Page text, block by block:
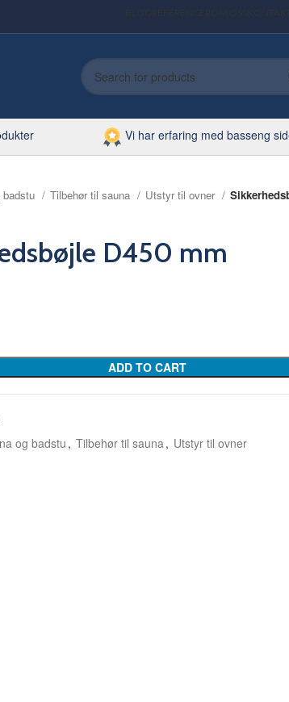
Vi har erfaring med basseng
badstu Tilbehør til sauna Utstyr til ovner
D450 mm
ADD TO CART
og badstu , Tilbehør til sauna , Utstyr til ovner